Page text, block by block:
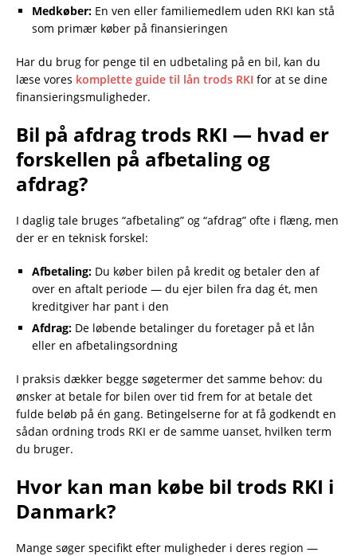
Medkøber: En ven eller familiemedlem uden RKI kan stå
som primær køber på finansieringen
Har du brug for penge til en udbetaling på en bil, kan du
læse vores komplette guide til lån trods RKI for at se dine
finansieringsmuligheder.
Bil på afdrag trods RKI — hvad er
forskellen på afbetaling og
afdrag?
I daglig tale bruges “afbetaling” og “afdrag” ofte i flæng, men
der er en teknisk forskel:
Afbetaling: Du køber bilen på kredit og betaler den af
over en aftalt periode — du ejer bilen fra dag ét, men
kreditgiver har pant i den
Afdrag: De løbende betalinger du foretager på et lån
eller en afbetalingsordning
I praksis dækker begge søgetermer det samme behov: du
ønsker at betale for bilen over tid frem for at betale det
fulde beløb på én gang. Betingelserne for at få godkendt en
sådan ordning trods RKI er de samme uanset, hvilken term
du bruger.
Hvor kan man købe bil trods RKI i
Danmark?
Mange søger specifikt efter muligheder i deres region —